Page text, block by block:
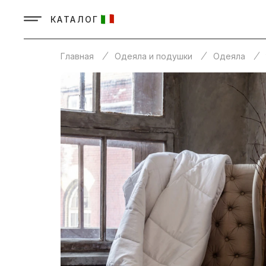
КАТАЛОГ
Главная Одеяла и подушки Одеяла